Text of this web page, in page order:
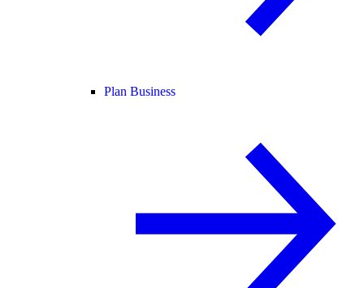
Plan Business